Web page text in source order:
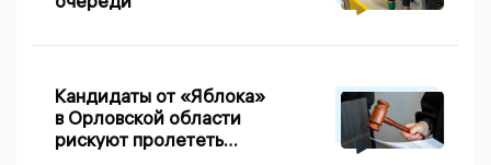
Кандидаты от «Яблока»
в Орловской области
рискуют пролететь